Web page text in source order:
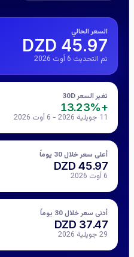
السعر الحالي
45.97 DZD
تم التحديث 6 أوت 2026
تغير السعر 30D
+13.23%
11 جويلية 2026 - 6 أوت 2026
أعلى سعر خلال 30 يوماً
45.97 DZD
6 أوت 2026
أدنى سعر خلال 30 يوماً
37.47 DZD
29 جويلية 2026